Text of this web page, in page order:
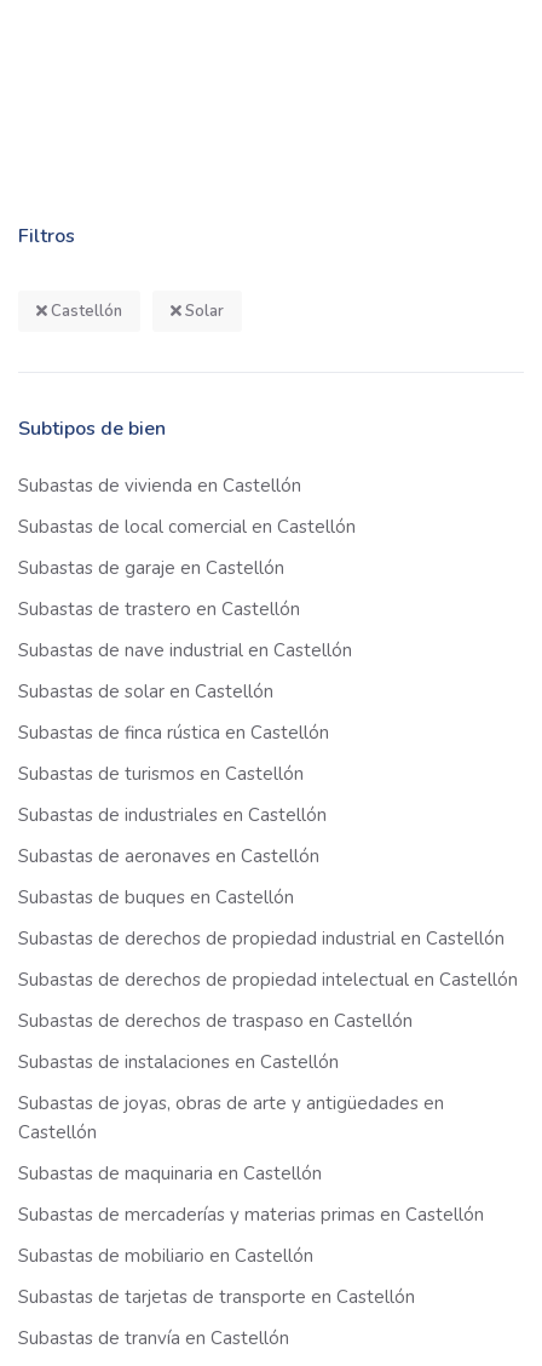
Filtros
Castellón Solar
Subtipos de bien
Subastas de vivienda en Castellón
Subastas de local comercial en Castellón
Subastas de garaje en Castellón
Subastas de trastero en Castellón
Subastas de nave industrial en Castellón
Subastas de solar en Castellón
Subastas de finca rústica en Castellón
Subastas de turismos en Castellón
Subastas de industriales en Castellón
Subastas de aeronaves en Castellón
Subastas de buques en Castellón
Subastas de derechos de propiedad industrial en Castellón
Subastas de derechos de propiedad intelectual en Castellón
Subastas de derechos de traspaso en Castellón
Subastas de instalaciones en Castellón
Subastas de joyas, obras de arte y antigüedades en
Castellón
Subastas de maquinaria en Castellón
Subastas de mercaderías y materias primas en Castellón
Subastas de mobiliario en Castellón
Subastas de tarjetas de transporte en Castellón
Subastas de tranvía en Castellón